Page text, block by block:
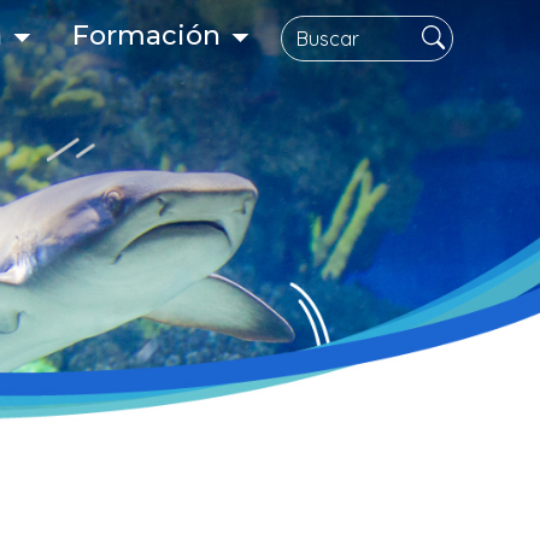
Formación Buscar